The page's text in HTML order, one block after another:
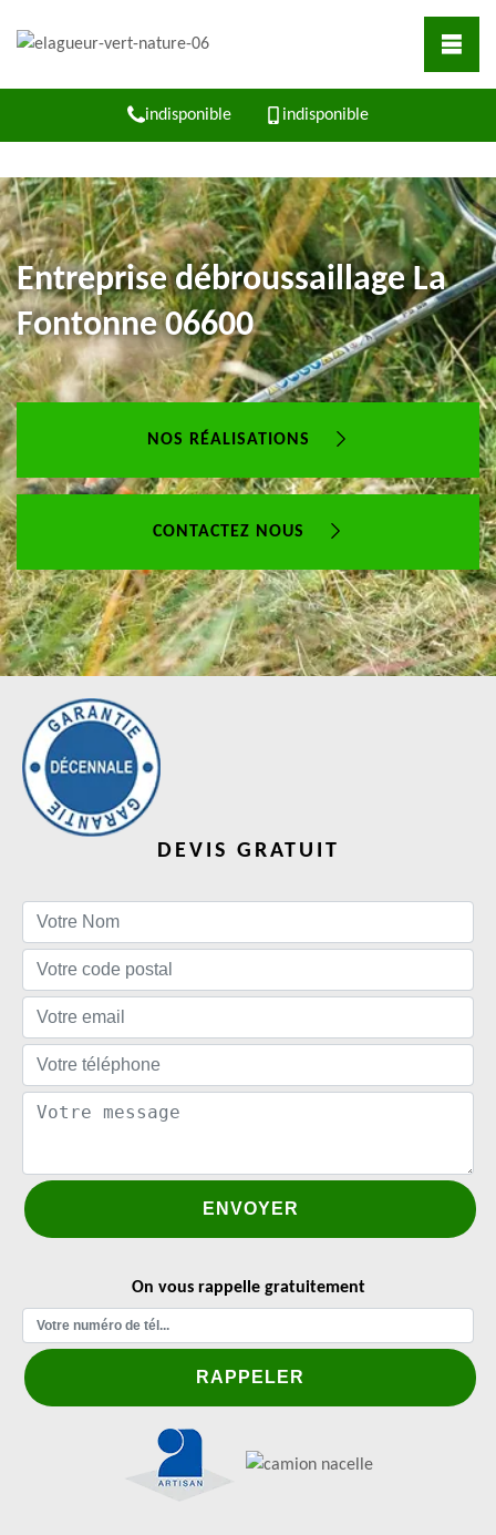
indisponible indisponible
Entreprise débroussaillage La
Fontonne 06600
NOS RÉALISATIONS
CONTACTEZ NOUS
DEVIS GRATUIT
On vous rappelle gratuitement